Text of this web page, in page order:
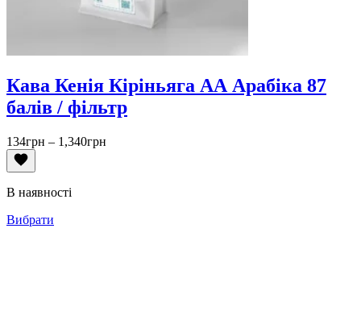
Кава Кенія Кіріньяга АА Арабіка 87
балів / фільтр
134грн – 1,340грн
В наявності
Вибрати